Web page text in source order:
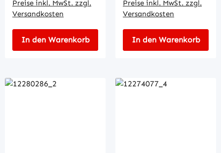
Preise inkl. MwSt. zzgl.
Versandkosten
In den Warenkorb
Preise inkl. MwSt. zzgl.
Versandkosten
In den Warenkorb